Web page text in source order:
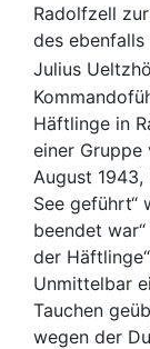
Radolfzell
des
Julius
Häftlinge in
einer
August 1943,
See geführt“
beendet
der
Unmittelbar
Tauchen
wegen der